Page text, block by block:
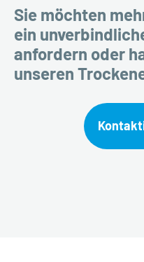
Sie möchten
ein
anfordern oder
unseren